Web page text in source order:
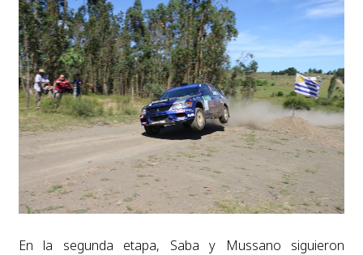
En la segunda etapa, Saba y Mussano siguieron